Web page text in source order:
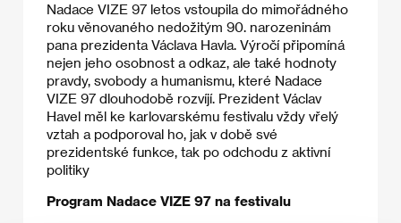
Nadace VIZE 97 letos vstoupila do mimořádného
roku věnovaného nedožitým 90. narozeninám
pana prezidenta Václava Havla. Výročí připomíná
nejen jeho osobnost a odkaz, ale také hodnoty
pravdy, svobody a humanismu, které Nadace
VIZE 97 dlouhodobě rozvíjí. Prezident Václav
Havel měl ke karlovarskému festivalu vždy vřelý
vztah a podporoval ho, jak v době své
prezidentské funkce, tak po odchodu z aktivní
politiky
Program Nadace VIZE 97 na festivalu